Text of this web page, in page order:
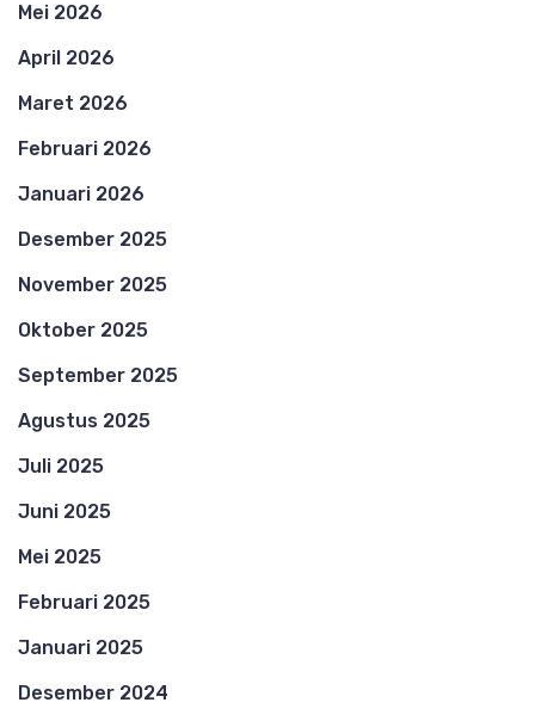
Mei 2026
April 2026
Maret 2026
Februari 2026
Januari 2026
Desember 2025
November 2025
Oktober 2025
September 2025
Agustus 2025
Juli 2025
Juni 2025
Mei 2025
Februari 2025
Januari 2025
Desember 2024